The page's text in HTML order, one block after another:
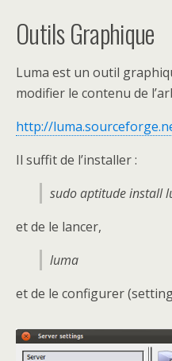
Outils Graphique
Luma est un outil
modifier le contenu de
http://
Il suffit de l’installer :
sudo aptitude install
et de le lancer,
luma
et de le configurer